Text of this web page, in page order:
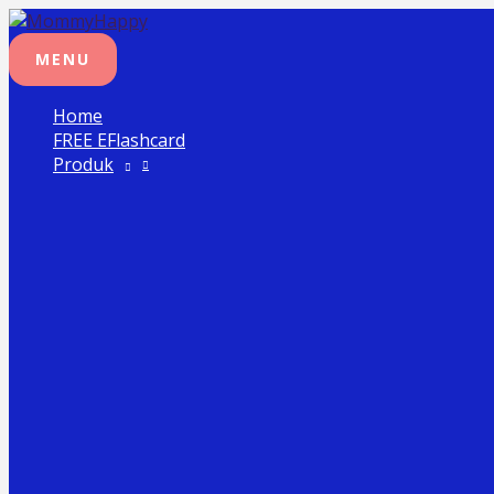
Skip
to
content
MENU
MENU
Home
FREE EFlashcard
Produk
Post
navigation
Search
for: